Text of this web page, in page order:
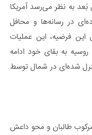
به نظر می‌رسد آمریکا
در رسانه‌ها و محافل
فرضیه، این عملیات
به بقای خود ادامه
شده‌ای در شمال توسط
طالبان و محو داعش